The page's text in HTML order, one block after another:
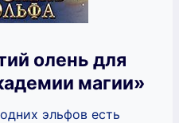
олень для
магии»
эльфов есть